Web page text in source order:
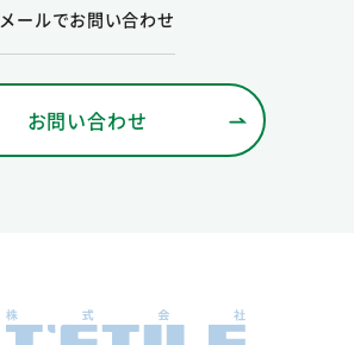
メールでお問い合わせ
お問い合わせ